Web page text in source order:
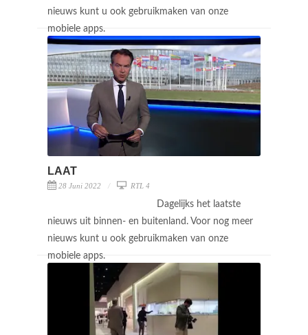
nieuws kunt u ook gebruikmaken van onze
mobiele apps.
LAAT
28 Juni 2022 RTL 4
Dagelijks het laatste
nieuws uit binnen- en buitenland. Voor nog meer
nieuws kunt u ook gebruikmaken van onze
mobiele apps.